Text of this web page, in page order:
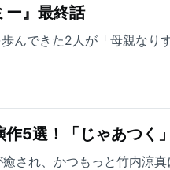
ー』最終話
んできた2人が「母親なり
5選！「じゃあつく
され、かつもっと竹内涼